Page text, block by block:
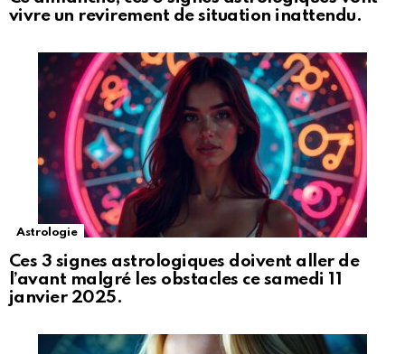
vivre un revirement de situation inattendu.
Astrologie
Ces 3 signes astrologiques doivent aller de
l’avant malgré les obstacles ce samedi 11
janvier 2025.